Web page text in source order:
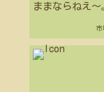
ままならねえ～
市